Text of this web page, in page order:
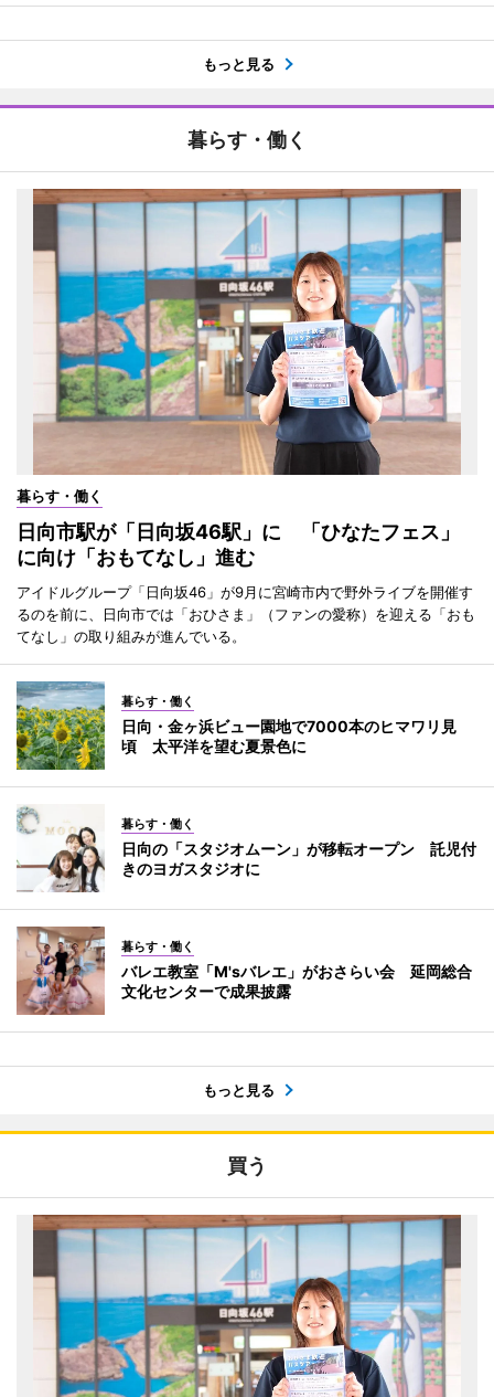
もっと見る
暮らす・働く
暮らす・働く
日向市駅が「日向坂46駅」に 「ひなたフェス」
に向け「おもてなし」進む
アイドルグループ「日向坂46」が9月に宮崎市内で野外ライブを開催す
るのを前に、日向市では「おひさま」（ファンの愛称）を迎える「おも
てなし」の取り組みが進んでいる。
暮らす・働く
日向・金ヶ浜ビュー園地で7000本のヒマワリ見
頃 太平洋を望む夏景色に
暮らす・働く
日向の「スタジオムーン」が移転オープン 託児付
きのヨガスタジオに
暮らす・働く
バレエ教室「M'sバレエ」がおさらい会 延岡総合
文化センターで成果披露
もっと見る
買う